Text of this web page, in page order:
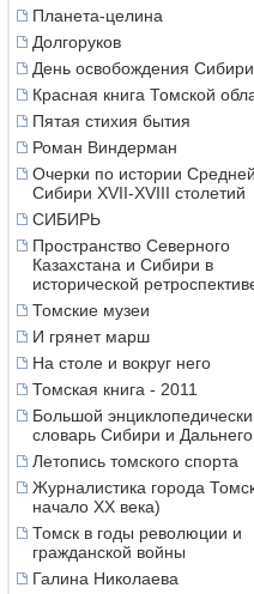
Планета-целина
Долгоруков
День освобождения Сибири
Красная книга Томской
Пятая стихия бытия
Роман Виндерман
Очерки по истории Средней
Сибири XVII-XVIII столетий
СИБИРЬ
Пространство Северного
Казахстана и Сибири в
исторической
Томские музеи
И грянет марш
На столе и вокруг него
Томская книга - 2011
Большой
словарь Сибири и Дальнего
Летопись томского спорта
Журналистика города
начало XX века)
Томск в годы революции и
гражданской войны
Галина Николаева